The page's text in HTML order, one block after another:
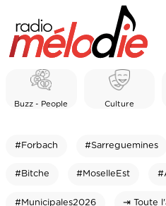
Buzz - People Culture
#Forbach #Sarreguemines
#Bitche #MoselleEst
#Municipales2026 ⇥ Toute